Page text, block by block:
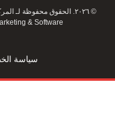
© ٢٠٢٦. الحقوق محفوظة لـ المركز الدولي الشامل – مطور الموقع:
& Software
سياسة